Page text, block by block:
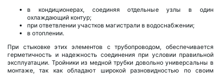
в кондиционерах, соединяя отдельные узлы в один
охлаждающий контур;
при ответвлении участков магистрали в водоснабжении;
в отоплении.
При стыковке этих элементов с трубопроводом, обеспечивается
герметичность и надежность соединения при условии правильной
эксплуатации. Тройники из медной трубки довольно универсальны в
монтаже, так как обладают широкой разновидностью по своим